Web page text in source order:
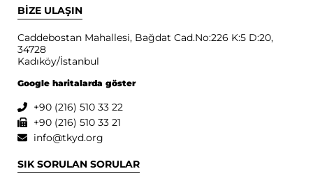
BİZE ULAŞIN
Caddebostan Mahallesi, Bağdat Cad.No:226 K:5 D:20,
34728
Kadıköy/İstanbul
Google haritalarda göster
+90 (216) 510 33 22
+90 (216) 510 33 21
info@tkyd.org
SIK SORULAN SORULAR